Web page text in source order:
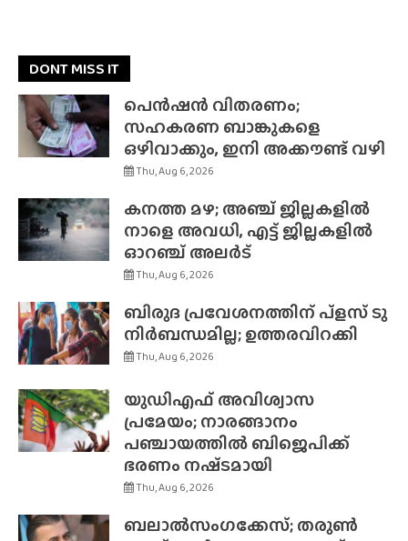
DONT MISS IT
പെൻഷൻ വിതരണം;
സഹകരണ ബാങ്കുകളെ
ഒഴിവാക്കും, ഇനി അക്കൗണ്ട് വഴി
Thu, Aug 6, 2026
കനത്ത മഴ; അഞ്ച് ജില്ലകളിൽ
നാളെ അവധി, എട്ട് ജില്ലകളിൽ
ഓറഞ്ച് അലർട്
Thu, Aug 6, 2026
ബിരുദ പ്രവേശനത്തിന് പ്ളസ് ടു
നിർബന്ധമില്ല; ഉത്തരവിറക്കി
Thu, Aug 6, 2026
യുഡിഎഫ് അവിശ്വാസ
പ്രമേയം; നാരങ്ങാനം
പഞ്ചായത്തിൽ ബിജെപിക്ക്
ഭരണം നഷ്‌ടമായി
Thu, Aug 6, 2026
ബലാൽസംഗക്കേസ്; തരുൺ